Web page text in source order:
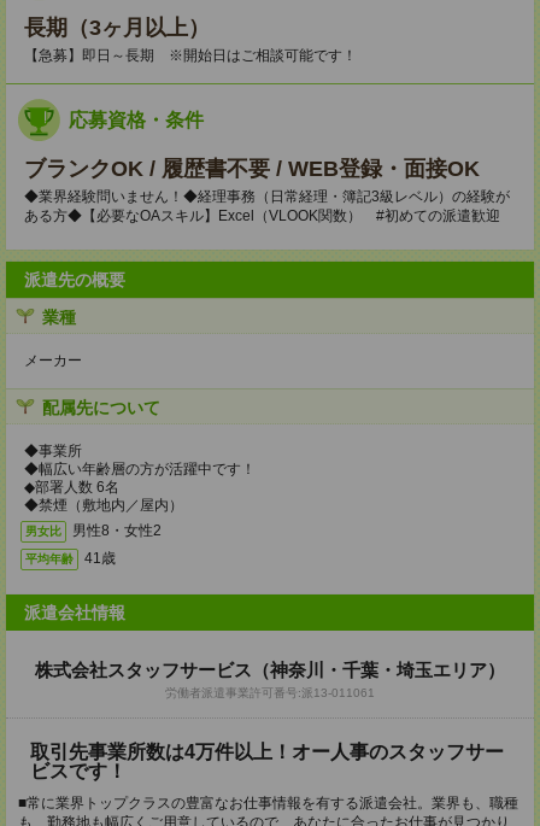
長期（3ヶ月以上）
【急募】即日～長期 ※開始日はご相談可能です！
応募資格・条件
ブランクOK / 履歴書不要 / WEB登録・面接OK
◆業界経験問いません！◆経理事務（日常経理・簿記3級レベル）の経験が
ある方◆【必要なOAスキル】Excel（VLOOK関数） #初めての派遣歓迎
派遣先の概要
業種
メーカー
配属先について
◆事業所
◆幅広い年齢層の方が活躍中です！
◆部署人数 6名
◆禁煙（敷地内／屋内）
男女比 男性8・女性2
平均年齢 41歳
派遣会社情報
株式会社スタッフサービス（神奈川・千葉・埼玉エリア）
労働者派遣事業許可番号:派13-011061
取引先事業所数は4万件以上！オー人事のスタッフサー
ビスです！
■常に業界トップクラスの豊富なお仕事情報を有する派遣会社。業界も、職種
も、勤務地も幅広くご用意しているので、あなたに合ったお仕事が見つかり